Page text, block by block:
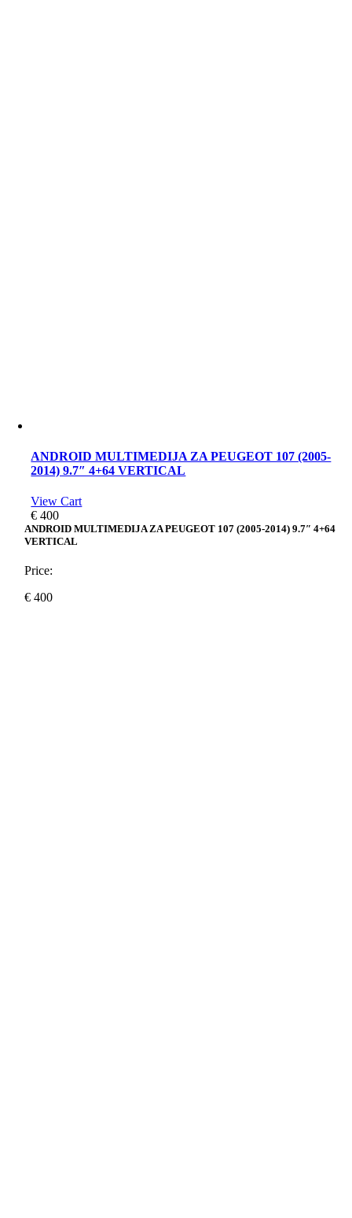
ANDROID MULTIMEDIJA ZA PEUGEOT 107 (2005-
2014) 9.7″ 4+64 VERTICAL
View Cart
€ 400
ANDROID MULTIMEDIJA ZA PEUGEOT 107 (2005-2014) 9.7″ 4+64
VERTICAL
Price:
€ 400